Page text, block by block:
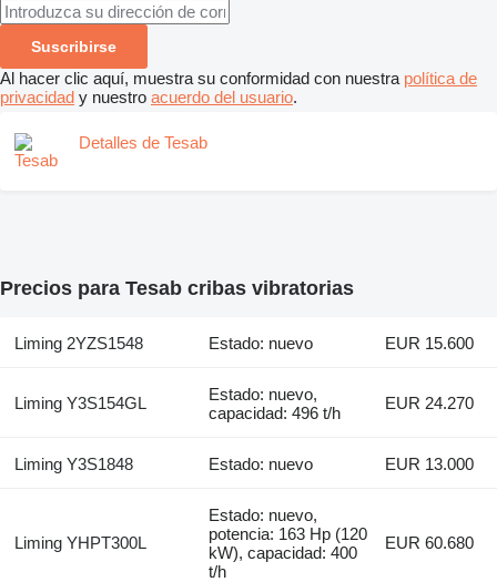
Suscribirse
Al hacer clic aquí, muestra su conformidad con nuestra política de
privacidad y nuestro acuerdo del usuario.
Detalles de Tesab
Precios para Tesab cribas vibratorias
Liming 2YZS1548 Estado: nuevo EUR 15.600
Liming Y3S154GL
Estado: nuevo,
capacidad: 496 t/h
EUR 24.270
Liming Y3S1848 Estado: nuevo EUR 13.000
Liming YHPT300L
Estado: nuevo,
potencia: 163 Hp (120
kW), capacidad: 400
t/h
EUR 60.680